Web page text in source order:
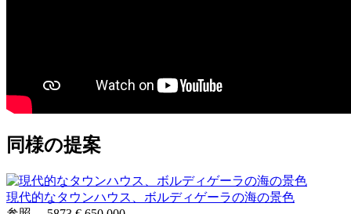
同様の提案
現代的なタウンハウス、ボルディゲーラの海の景色